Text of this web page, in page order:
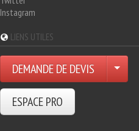
Instagram
LIENS UTILES
DEMANDE DE DEVIS
ESPACE PRO